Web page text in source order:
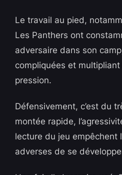
Le travail au pied,
Les Panthers ont
adversaire dans son
compliquées et
pression.
Défensivement, c’est du
montée rapide,
lecture du jeu empêchent
adverses de se